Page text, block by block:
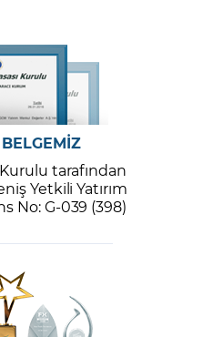
tarafından
Yetkili Yatırım
No: G-039 (398)